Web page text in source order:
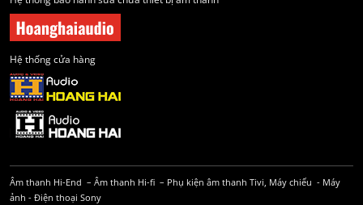
Hệ thống cửa hàng
Âm thanh Hi-End – Âm thanh Hi-fi – Phụ kiện âm thanh Tivi, Máy chiếu - Máy
ảnh - Điện thoại Sony